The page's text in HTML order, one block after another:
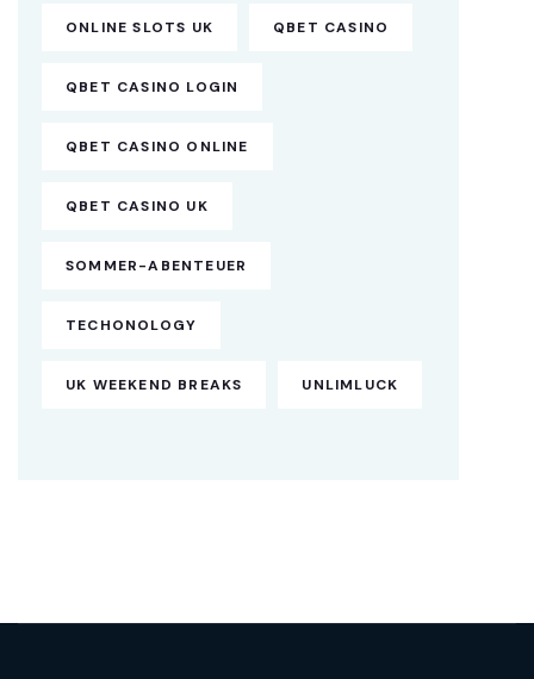
ONLINE SLOTS UK QBET CASINO
QBET CASINO LOGIN
QBET CASINO ONLINE
QBET CASINO UK
SOMMER-ABENTEUER
TECHONOLOGY
UK WEEKEND BREAKS UNLIMLUCK